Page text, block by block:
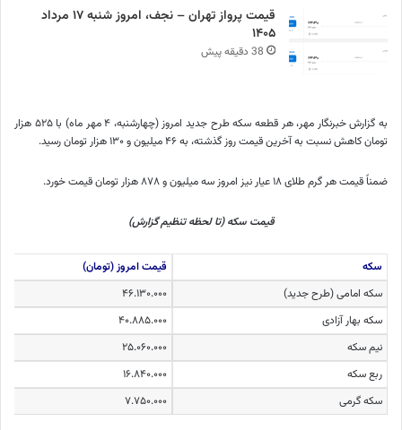
قیمت پرواز تهران – نجف، امروز شنبه ۱۷ مرداد
۱۴۰۵
38 دقیقه پیش
به گزارش خبرنگار مهر، هر قطعه سکه طرح جدید امروز (چهارشنبه، ۴ مهر ماه) با ۵۲۵ هزار
تومان کاهش نسبت به آخرین قیمت روز گذشته، به ۴۶ میلیون و ۱۳۰ هزار تومان رسید.
ضمناً قیمت هر گرم طلای ۱۸ عیار نیز امروز سه میلیون و ۸۷۸ هزار تومان قیمت خورد.
قیمت سکه (تا لحظه تنظیم گزارش)
سکه
قیمت امروز (تومان)
سکه امامی (طرح جدید)
۴۶.۱۳۰.۰۰۰
سکه بهار آزادی
۴۰.۸۸۵.۰۰۰
نیم سکه
۲۵.۰۶۰.۰۰۰
ربع سکه
۱۶.۸۴۰.۰۰۰
سکه گرمی
۷.۷۵۰.۰۰۰